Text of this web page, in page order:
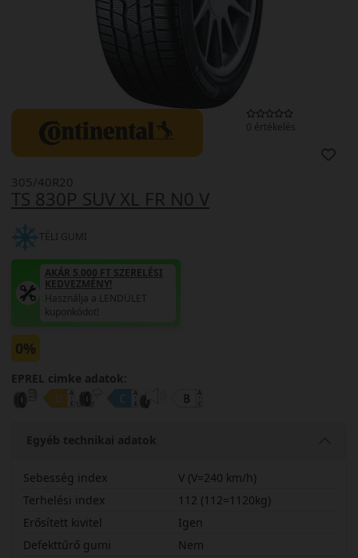
0 értékelés
TS 830P SUV XL FR N0 V
305/40R20
TÉLI GUMI
AKÁR 5.000 FT SZERELÉSI
KEDVEZMÉNY!
Használja a LENDÜLET
kuponkódot!
0%
EPREL cimke adatok:
Egyéb technikai adatok
Sebesség index
V (V=240 km/h)
Terhelési index
112 (112=1120kg)
Erősített kivitel
Igen
Defekttűrő gumi
Nem